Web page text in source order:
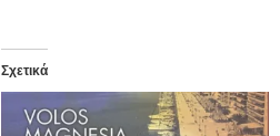
Σχετικά